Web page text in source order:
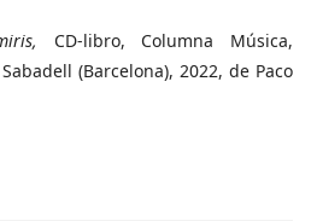
CD-libro, Columna Música,
(Barcelona), 2022, de Paco